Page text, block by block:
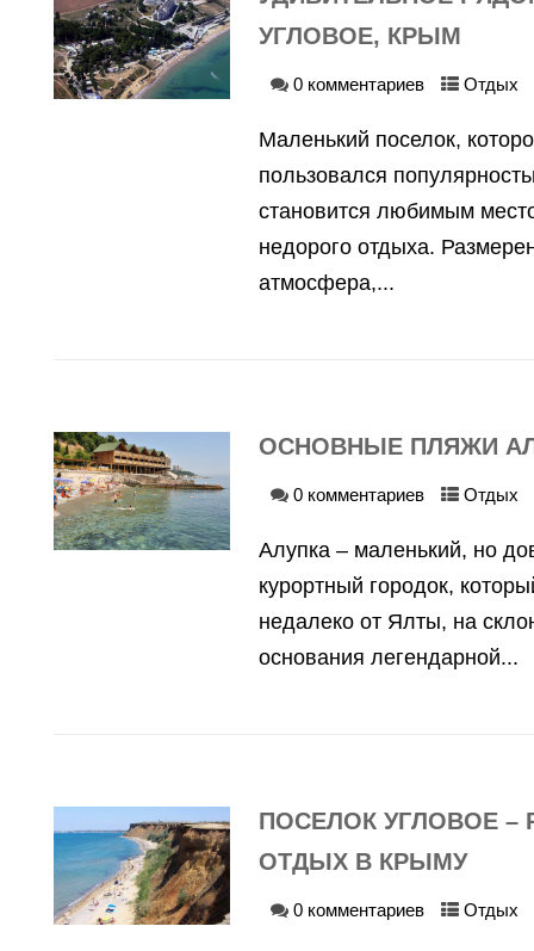
УГЛОВОЕ, КРЫМ
0 комментариев Отдых
Маленький поселок,
пользовался
становится любимым
недорого отдыха.
атмосфера,...
ОСНОВНЫЕ ПЛЯЖИ
0 комментариев Отдых
Алупка – маленький, но
курортный городок,
недалеко от Ялты, на
основания легендарной...
ПОСЕЛОК УГЛОВОЕ –
ОТДЫХ В КРЫМУ
0 комментариев Отдых